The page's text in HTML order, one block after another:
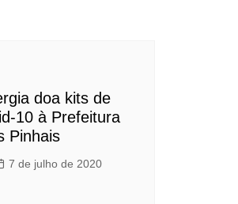
doa kits de
10 à Prefeitura
Pinhais
7 de julho de 2020